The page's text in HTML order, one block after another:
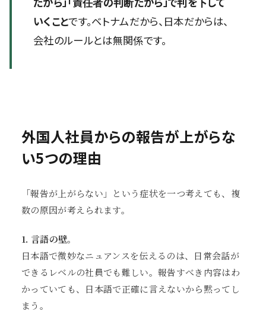
いくことです。ベトナムだから、日本だからは、
会社のルールとは無関係です。
外国人社員からの報告が上がらな
い5つの理由
「報告が上がらない」という症状を一つ考えても、複
数の原因が考えられます。
1. 言語の壁。
日本語で微妙なニュアンスを伝えるのは、日常会話が
できるレベルの社員でも難しい。報告すべき内容はわ
かっていても、日本語で正確に言えないから黙ってし
まう。